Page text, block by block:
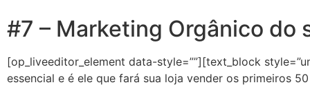
#7 – Marketing Orgânico do
[op_liveeditor_element data-style=””][text_block
essencial e é ele que fará sua loja vender os primeiros